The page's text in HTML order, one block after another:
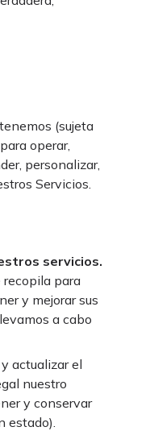
(sujeta
operar,
personalizar,
Servicios.
servicios.
recopila para
y mejorar sus
a cabo
actualizar el
nuestro
y conservar
estado).